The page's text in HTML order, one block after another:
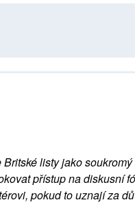
listy jako
přístup na diskusní
pokud to uznají za